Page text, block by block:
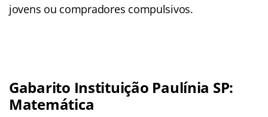
jovens ou compradores compulsivos.
Gabarito Instituição Paulínia SP:
Matemática